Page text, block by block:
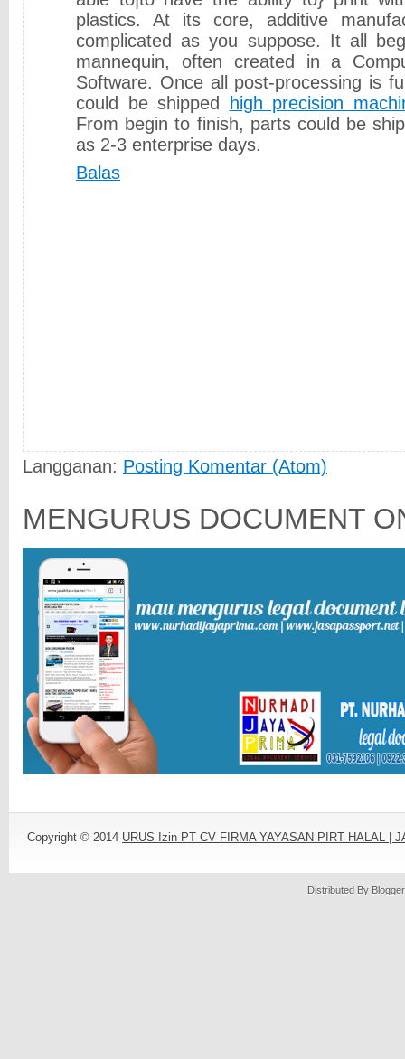
plastics. At its core, additive
complicated as you suppose. It all
mannequin, often created in a
Software. Once all post-processing is
could be shipped
high precision
From begin to finish, parts could be
as 2-3 enterprise days.
Balas
Langganan: Posting Komentar (Atom)
MENGURUS DOCUMENT
Copyright © 2014 URUS Izin PT CV FIRMA YAYASAN PIRT HALAL |
Distributed By